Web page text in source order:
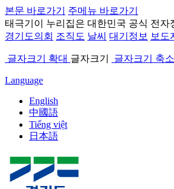
본문 바로가기
주메뉴 바로가기
태극기 이 누리집은 대한민국 공식 전자
경기도의회 조직도 날씨 대기정보 보도
글자크기 확대 글자크기 글자크기 축소
Language
English
中國語
Tiếng việt
日本語